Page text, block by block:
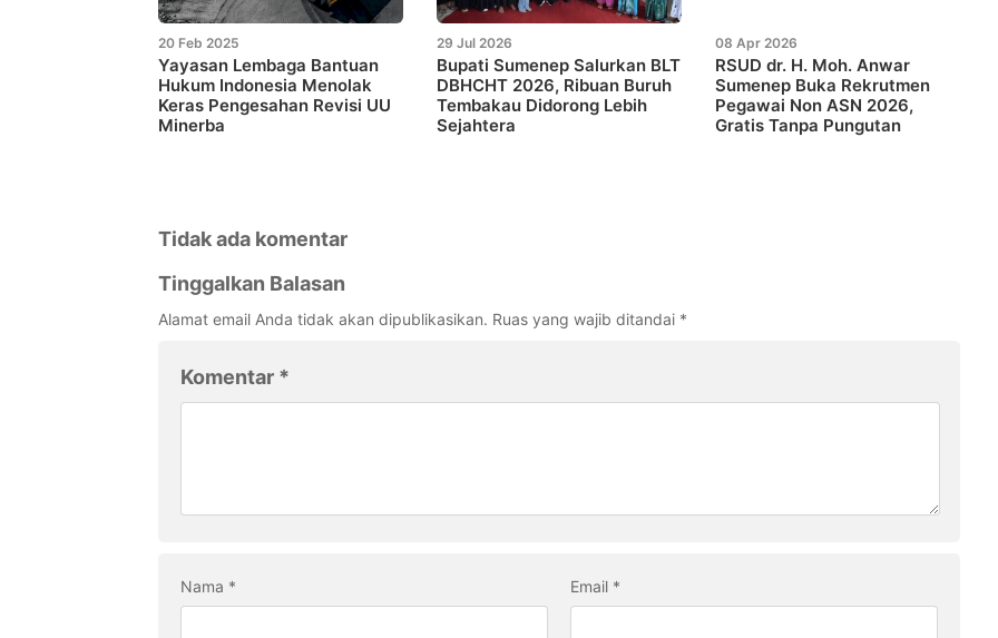
20 Feb 2025
Yayasan Lembaga Bantuan
Hukum Indonesia Menolak
Keras Pengesahan Revisi UU
Minerba
29 Jul 2026
Bupati Sumenep Salurkan BLT
DBHCHT 2026, Ribuan Buruh
Tembakau Didorong Lebih
Sejahtera
08 Apr 2026
RSUD dr. H. Moh. Anwar
Sumenep Buka Rekrutmen
Pegawai Non ASN 2026,
Gratis Tanpa Pungutan
Tidak ada komentar
Tinggalkan Balasan
Alamat email Anda tidak akan dipublikasikan. Ruas yang wajib ditandai *
Komentar *
Nama * Email *